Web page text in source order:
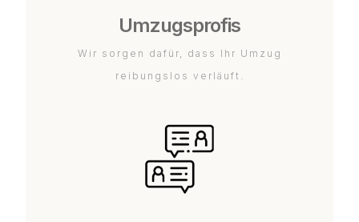
Umzugsprofis
Wir sorgen dafür, dass Ihr Umzug
reibungslos verläuft.